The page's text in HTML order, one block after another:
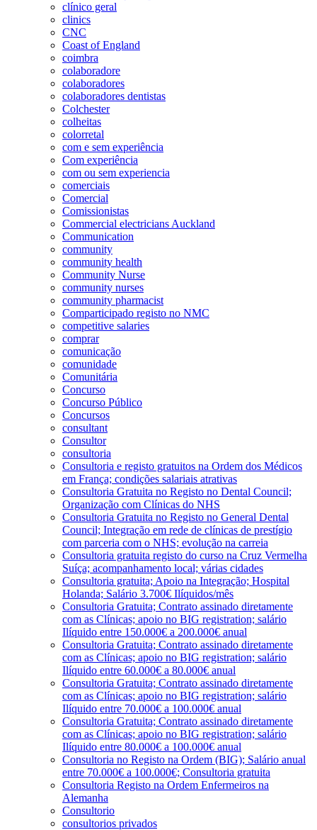
clínico geral
clinics
CNC
Coast of England
coimbra
colaboradore
colaboradores
colaboradores dentistas
Colchester
colheitas
colorretal
com e sem experiência
Com experiência
com ou sem experiencia
comerciais
Comercial
Comissionistas
Commercial electricians Auckland
Communication
community
community health
Community Nurse
community nurses
community pharmacist
Comparticipado registo no NMC
competitive salaries
comprar
comunicação
comunidade
Comunitária
Concurso
Concurso Público
Concursos
consultant
Consultor
consultoria
Consultoria e registo gratuitos na Ordem dos Médicos
em França; condições salariais atrativas
Consultoria Gratuita no Registo no Dental Council;
Organização com Clínicas do NHS
Consultoria Gratuita no Registo no General Dental
Council; Integração em rede de clínicas de prestígio
com parceria com o NHS; evolução na carreia
Consultoria gratuita registo do curso na Cruz Vermelha
Suíça; acompanhamento local; várias cidades
Consultoria gratuita; Apoio na Integração; Hospital
Holanda; Salário 3.700€ Ilíquidos/mês
Consultoria Gratuita; Contrato assinado diretamente
com as Clínicas; apoio no BIG registration; salário
Ilíquido entre 150.000€ a 200.000€ anual
Consultoria Gratuita; Contrato assinado diretamente
com as Clínicas; apoio no BIG registration; salário
Ilíquido entre 60.000€ a 80.000€ anual
Consultoria Gratuita; Contrato assinado diretamente
com as Clínicas; apoio no BIG registration; salário
Ilíquido entre 70.000€ a 100.000€ anual
Consultoria Gratuita; Contrato assinado diretamente
com as Clínicas; apoio no BIG registration; salário
Ilíquido entre 80.000€ a 100.000€ anual
Consultoria no Registo na Ordem (BIG); Salário anual
entre 70.000€ a 100.000€; Consultoria gratuita
Consultoria Registo na Ordem Enfermeiros na
Alemanha
Consultorio
consultorios privados